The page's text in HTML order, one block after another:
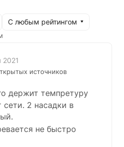
С любым рейтингом
2021
источников
держит темпретуру
сети. 2 насадки в
не быстро